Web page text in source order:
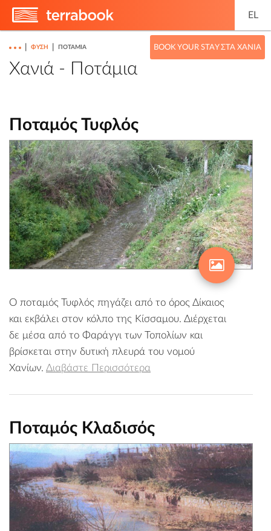
EL
BOOK YOUR STAY ΣΤΑ ΧΑΝΙΆ
ΦΎΣΗ ΠΟΤΆΜΙΑ
Χανιά - Ποτάμια
Ποταμός Τυφλός
Ο ποταμός Τυφλός πηγάζει από το όρος Δίκαιος
και εκβάλει στον κόλπο της Κίσσαμου. Διέρχεται
δε μέσα από το Φαράγγι των Τοπολίων και
βρίσκεται στην δυτική πλευρά του νομού
Χανίων. Διαβάστε Περισσότερα
Ποταμός Κλαδισός